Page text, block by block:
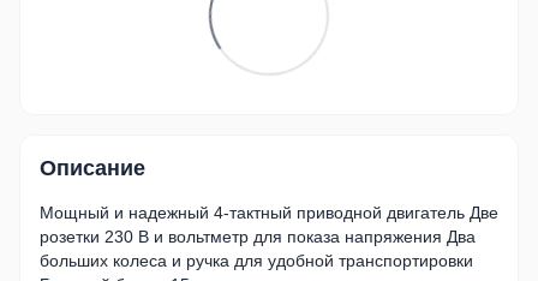
Описание
Мощный и надежный 4-тактный приводной двигатель Две
розетки 230 В и вольтметр для показа напряжения Два
больших колеса и ручка для удобной транспортировки